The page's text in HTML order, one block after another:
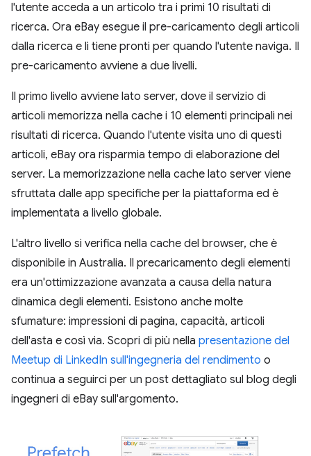
l'utente acceda a un articolo tra i primi 10 risultati di
ricerca. Ora eBay esegue il pre-caricamento degli articoli
dalla ricerca e li tiene pronti per quando l'utente naviga. Il
pre-caricamento avviene a due livelli.
Il primo livello avviene lato server, dove il servizio di
articoli memorizza nella cache i 10 elementi principali nei
risultati di ricerca. Quando l'utente visita uno di questi
articoli, eBay ora risparmia tempo di elaborazione del
server. La memorizzazione nella cache lato server viene
sfruttata dalle app specifiche per la piattaforma ed è
implementata a livello globale.
L'altro livello si verifica nella cache del browser, che è
disponibile in Australia. Il precaricamento degli elementi
era un'ottimizzazione avanzata a causa della natura
dinamica degli elementi. Esistono anche molte
sfumature: impressioni di pagina, capacità, articoli
dell'asta e così via. Scopri di più nella presentazione del
Meetup di LinkedIn sull'ingegneria del rendimento o
continua a seguirci per un post dettagliato sul blog degli
ingegneri di eBay sull'argomento.